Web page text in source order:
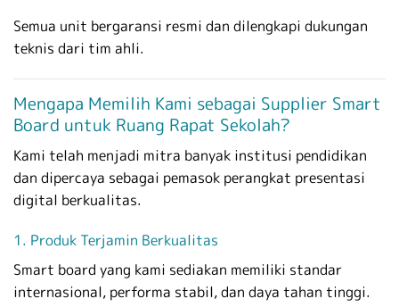
Semua unit bergaransi resmi dan dilengkapi dukungan
teknis dari tim ahli.
Mengapa Memilih Kami sebagai Supplier Smart
Board untuk Ruang Rapat Sekolah?
Kami telah menjadi mitra banyak institusi pendidikan
dan dipercaya sebagai pemasok perangkat presentasi
digital berkualitas.
1. Produk Terjamin Berkualitas
Smart board yang kami sediakan memiliki standar
internasional, performa stabil, dan daya tahan tinggi.